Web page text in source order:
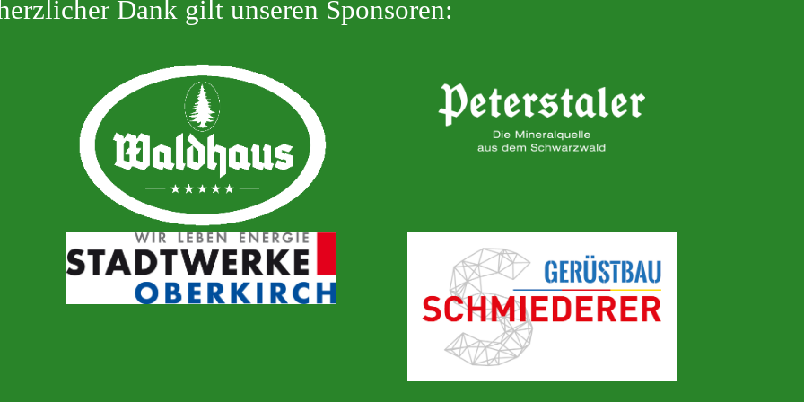
Dank gilt unseren Sponsoren: